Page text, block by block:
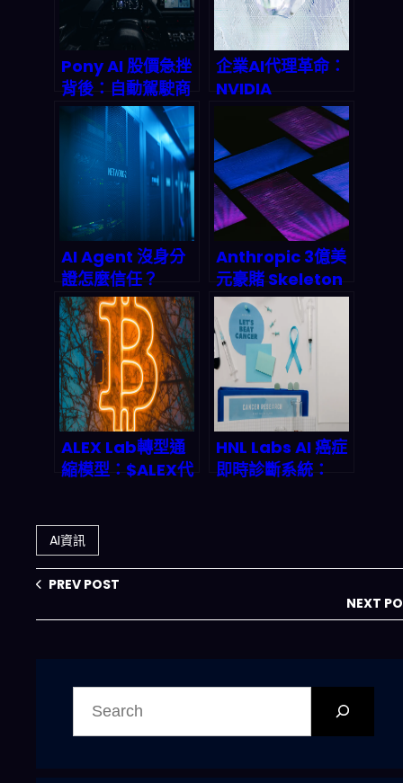
Pony AI 股價急挫
背後：自動駕駛商
用化卡關點、監管
壓力與下一輪估值
重估怎麼看
（2026觀點）
企業AI代理革命：
NVIDIA
NemoClaw開放
平台如何重塑
2026年商業自動
化
AI Agent 沒身分
證怎麼信任？
Infoblox與
GoDaddy聯手打
造DNS身份驗證新
標準，終結代理人
偽造與數據污染亂
象
Anthropic 3億美
元豪賭 Skeleton
Key：為何
developer 被迫
重新選邊站？
ALEX Lab轉型通
縮模型：$ALEX代
態價值前景
HNL Labs AI 癌症
即時診斷系統：
AI資訊
PREV POST
NEXT